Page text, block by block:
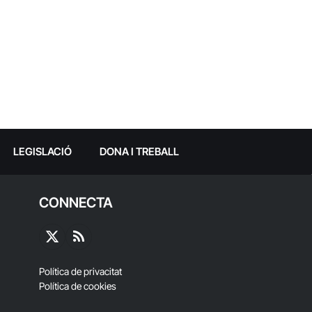
LEGISLACIÓ DONA I TREBALL
CONNECTA
X
RSS
Política de privacitat
Política de cookies